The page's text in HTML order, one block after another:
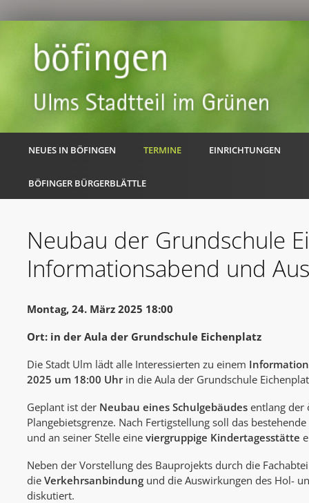
NEUES IN BÖFINGEN TERMINE EINRICHTUNGEN
BÖFINGER BÜRGERBLÄTTLE
Neubau der Grundschule
Informationsabend und
Montag, 24. März 2025 18:00
Ort: in der Aula der Grundschule Eichenplatz
Die Stadt Ulm lädt alle Interessierten zu einem
2025 um 18:00 Uhrin die Aula der Grundschule
Geplant ist der Neubau eines Schulgebäudes entlang der
Plangebietsgrenze. Nach Fertigstellung soll das
und an seiner Stelle eineviergruppige Kindertagesstätte
Neben der Vorstellung des Bauprojekts durch die
dieVerkehrsanbindung und die Auswirkungen des Hol-
diskutiert.